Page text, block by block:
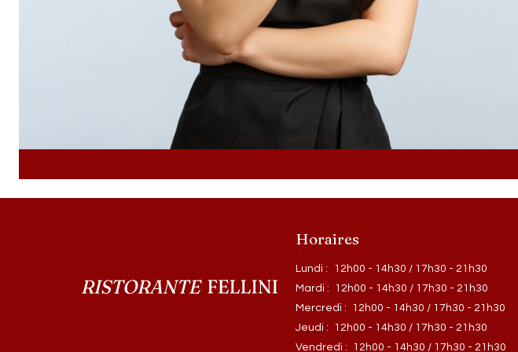
Horaires
Lundi :
12h00 - 14h30 / 17h30 - 21h30
Mardi :
12h00 - 14h30 / 17h30 - 21h30
Mercredi :
12h00 - 14h30 / 17h30 - 21h30
Jeudi :
12h00 - 14h30 / 17h30 - 21h30
Vendredi :
12h00 - 14h30 / 17h30 - 21h30